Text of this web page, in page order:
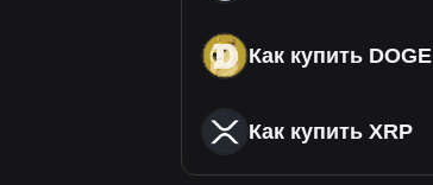
Как купить DOGE
Как купить XRP